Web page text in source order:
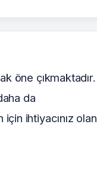
öne çıkmaktadır.
da
ihtiyacınız olan